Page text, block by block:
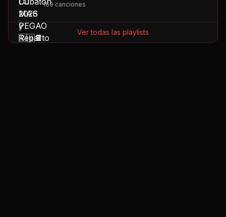
169 canciones
Ver todas las playlists